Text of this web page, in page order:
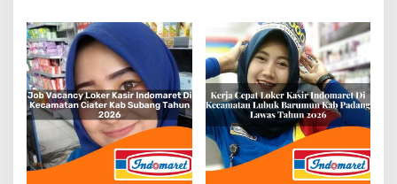
Banyuasin Tahun 2026
Lamandau Tahun 2026